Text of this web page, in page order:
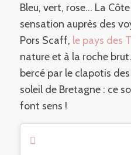
Bleu, vert, rose… La Côte
sensation auprès des
Pors Scaff, le pays des Tors
nature et à la roche brut.
bercé par le clapotis des
soleil de Bretagne : ce
font sens !